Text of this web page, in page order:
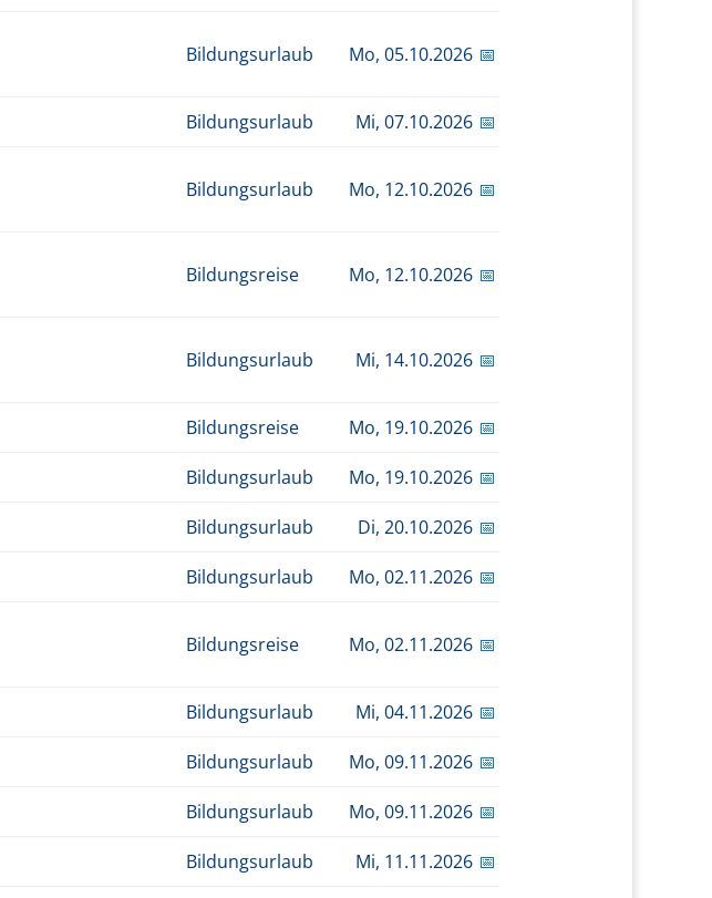
Bildungsurlaub Mo, 05.10.2026 📅
Bildungsurlaub Mi, 07.10.2026 📅
Bildungsurlaub Mo, 12.10.2026 📅
Bildungsreise Mo, 12.10.2026 📅
Bildungsurlaub Mi, 14.10.2026 📅
Bildungsreise Mo, 19.10.2026 📅
Bildungsurlaub Mo, 19.10.2026 📅
Bildungsurlaub Di, 20.10.2026 📅
Bildungsurlaub Mo, 02.11.2026 📅
Bildungsreise Mo, 02.11.2026 📅
Bildungsurlaub Mi, 04.11.2026 📅
Bildungsurlaub Mo, 09.11.2026 📅
Bildungsurlaub Mo, 09.11.2026 📅
Bildungsurlaub Mi, 11.11.2026 📅